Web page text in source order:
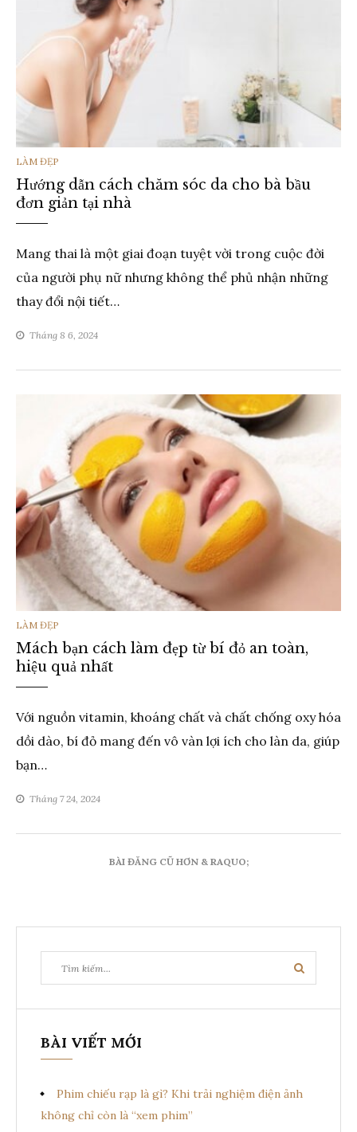
THỂ
LOẠI
LÀM ĐẸP
Hướng dẫn cách chăm sóc da cho bà bầu
đơn giản tại nhà
Mang thai là một giai đoạn tuyệt vời trong cuộc đời
của người phụ nữ nhưng không thể phủ nhận những
thay đổi nội tiết…
Tháng 8 6, 2024
THỂ
LOẠI
LÀM ĐẸP
Mách bạn cách làm đẹp từ bí đỏ an toàn,
hiệu quả nhất
Với nguồn vitamin, khoáng chất và chất chống oxy hóa
dồi dào, bí đỏ mang đến vô vàn lợi ích cho làn da, giúp
bạn…
Tháng 7 24, 2024
Điều
viết
BÀI ĐĂNG CŨ HƠN & RAQUO;
kiếm:
Tìm
kiếm
BÀI VIẾT MỚI
Phim chiếu rạp là gì? Khi trải nghiệm điện ảnh
không chỉ còn là “xem phim”